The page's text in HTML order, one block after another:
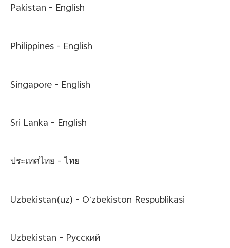
Pakistan - English
Philippines - English
Singapore - English
Sri Lanka - English
ประเทศไทย -ไทย
Uzbekistan(uz) - Oʻzbekiston Respublikasi
Uzbekistan - Pусский